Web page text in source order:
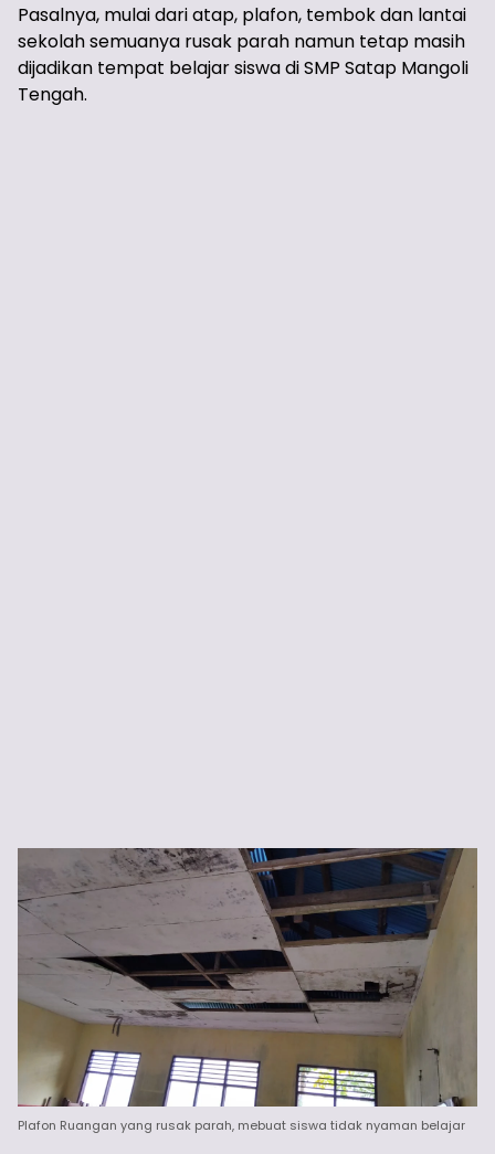
Pasalnya, mulai dari atap, plafon, tembok dan lantai
sekolah semuanya rusak parah namun tetap masih
dijadikan tempat belajar siswa di SMP Satap Mangoli
Tengah.
Plafon Ruangan yang rusak parah, mebuat siswa tidak nyaman belajar